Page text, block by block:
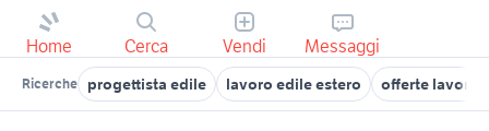
Home Cerca Vendi Messaggi
Ricerche progettista edile lavoro edile estero offerte lavoro